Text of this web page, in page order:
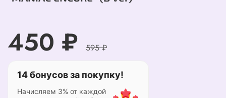
450 ₽ 595 ₽
14 бонусов за покупку!
Начисляем 3% от каждой